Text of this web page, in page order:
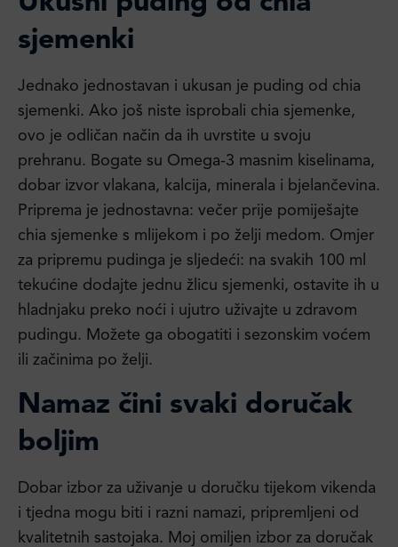
sjemenki
Jednako jednostavan i ukusan je puding od chia
sjemenki. Ako još niste isprobali chia sjemenke,
ovo je odličan način da ih uvrstite u svoju
prehranu. Bogate su Omega-3 masnim kiselinama,
dobar izvor vlakana, kalcija, minerala i bjelančevina.
Priprema je jednostavna: večer prije pomiješajte
chia sjemenke s mlijekom i po želji medom. Omjer
za pripremu pudinga je sljedeći: na svakih 100 ml
tekućine dodajte jednu žlicu sjemenki, ostavite ih u
hladnjaku preko noći i ujutro uživajte u zdravom
pudingu. Možete ga obogatiti i sezonskim voćem
ili začinima po želji.
Namaz čini svaki doručak
boljim
Dobar izbor za uživanje u doručku tijekom vikenda
i tjedna mogu biti i razni namazi, pripremljeni od
kvalitetnih sastojaka. Moj omiljen izbor za doručak